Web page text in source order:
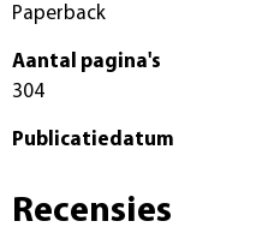
Paperback
Aantal pagina's
304
Publicatiedatum
Recensies